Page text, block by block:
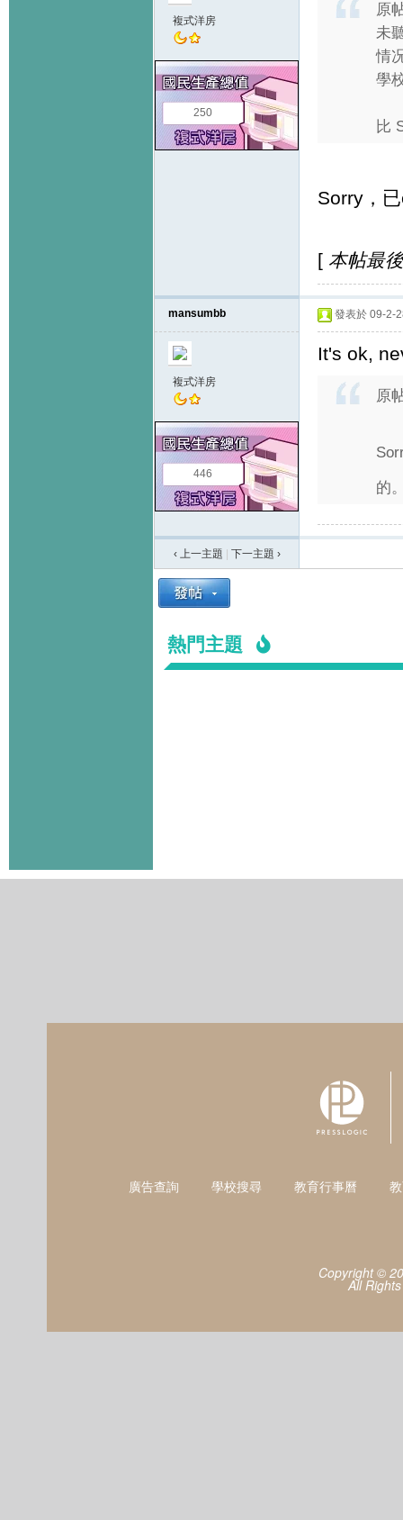
複式洋房
250
原
未
情
學
比
Sorry，
[ 本帖最
mansumbb
複式洋房
446
發表於 09-2-
It's ok,
原
的
‹ 上一主題 下一主題 ›
熱門主題
廣告查詢 學校搜尋 教育行事曆
Copyright ©
All